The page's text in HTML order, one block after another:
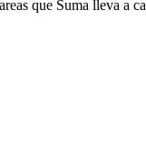
que Suma lleva a